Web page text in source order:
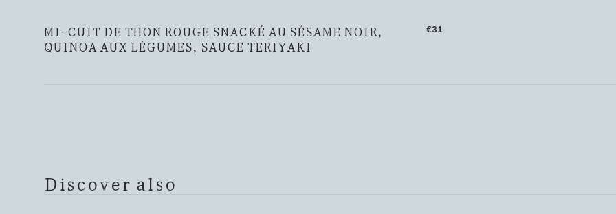
MI-CUIT DE THON ROUGE SNACKÉ AU SÉSAME NOIR,
QUINOA AUX LÉGUMES, SAUCE TERIYAKI
€31
Discover also